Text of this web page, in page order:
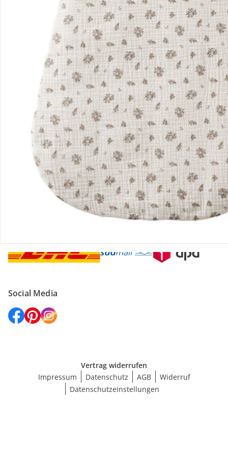
Unternehmen
Sicher & flexibel bezahlen
Sicher einkaufen
Social Media
Vertrag widerrufen
Impressum
Datenschutz AGB
Widerruf
Datenschutzeinstellungen